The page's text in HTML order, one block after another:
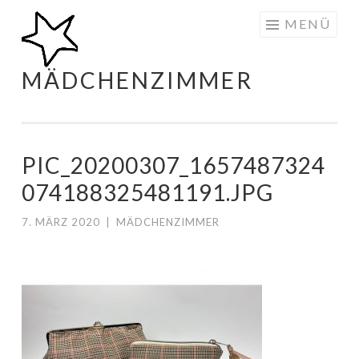
Zum
Inhalt
springen
MÄDCHENZIMMER
MENÜ
PIC_20200307_1657487324
074188325481191.JPG
7. MÄRZ 2020 MÄDCHENZIMMER